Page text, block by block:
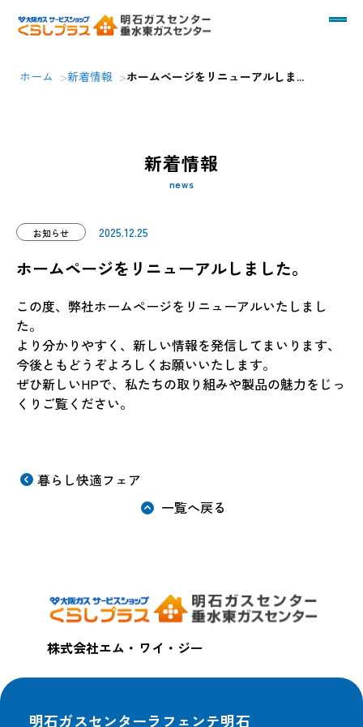
ホームページをリニューアル
ホーム 新着情報 ホームページをリニューアルしま...
新着情報
news
お知らせ 2025.12.25
ホームページをリニューアルしました。
この度、弊社ホームページをリニューアルいたしまし
た。
より分かりやすく、新しい情報を発信してまいります、
今後ともどうぞよろしくお願いいたします。
ぜひ新しいHPで、私たちの取り組みや製品の魅力をじっ
くりご覧ください。
暮らし快適フェア
一覧へ戻る
株式会社エム・ワイ・ジー
明石ガスセンターラフェンテ明石